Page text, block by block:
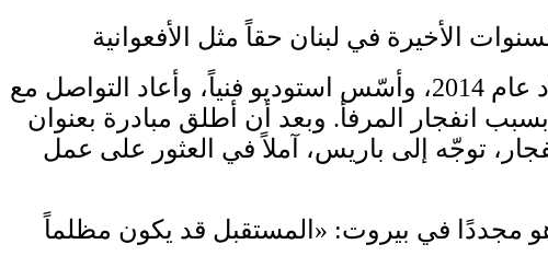
غادر القادري لأول مرّة إلى الكويت خلال حرب 2006 بين إسرائيل و»حزب الله»، لكنّه عاد عام 2014، وأسّس استوديو فنياً، وأعاد التواصل مع
انفجار المرفأ. وبعد أن أطلق مبادرة بعنوان
توجّه إلى باريس، آملاً في العثور على عمل
مجددًا في بيروت: «المستقبل قد يكون مظلماً